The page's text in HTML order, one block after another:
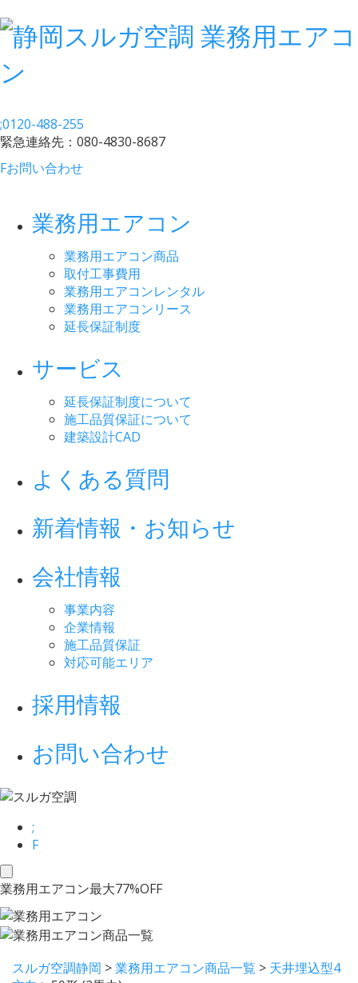
;0120-488-255
緊急連絡先： 080-4830-8687
Fお問い合わせ
業務用エアコン
業務用エアコン商品
取付工事費用
業務用エアコンレンタル
業務用エアコンリース
延長保証制度
サービス
延長保証制度について
施工品質保証について
建築設計CAD
よくある質問
新着情報・お知らせ
会社情報
事業内容
企業情報
施工品質保証
対応可能エリア
採用情報
お問い合わせ
;
F
toggle
navigation
業務用エアコン最大77%OFF
スルガ空調静岡 >業務用エアコン商品一覧 > 天井埋込型4